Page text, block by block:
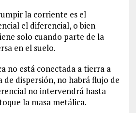
la corriente es el
el diferencial, o bien
solo cuando parte de la
en el suelo.
no está conectada a tierra a
de dispersión, no habrá flujo de
no intervendrá hasta
la masa metálica.